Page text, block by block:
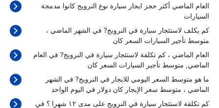
العام الماضي أكثر حجز ايجار سيارة نوع النرويج كانوا مدمجة
السيارات
كم يكلف لاستئجار سيارة في النرويج? في الشهر الماضي ،
متوسط تأجير السيارات السعر كان
العام الماضي ، كم تكلفة لاستئجار سيارة في النرويج? في العام
الماضي, متوسط تأجير السيارات السعر كان
ما هو متوسط السعر اليومي للايجار في النرويج? في الشهر
الماضي ، متوسط سعر الإيجار كان دولار في اليوم الواحد
كم تكلفة لاستئجار سيارة في النرويج على مدى ١٢ شهرا ؟ في